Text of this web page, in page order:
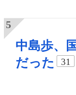
中島歩、
だった
31